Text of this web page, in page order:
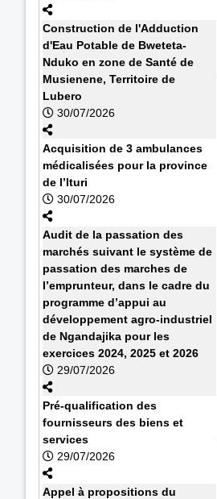
Construction de l'Adduction
d'Eau Potable de Bweteta-
Nduko en zone de Santé de
Musienene, Territoire de
Lubero
30/07/2026
Acquisition de 3 ambulances
médicalisées pour la province
de l’Ituri
30/07/2026
Audit de la passation des
marchés suivant le système de
passation des marches de
l’emprunteur, dans le cadre du
programme d’appui au
développement agro-industriel
de Ngandajika pour les
exercices 2024, 2025 et 2026
29/07/2026
Pré-qualification des
fournisseurs des biens et
services
29/07/2026
Appel à propositions du